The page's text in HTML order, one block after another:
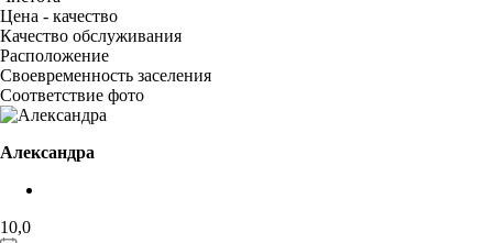
Цена - качество
Качество обслуживания
Расположение
Своевременность заселения
Соответствие фото
Александра
10,0